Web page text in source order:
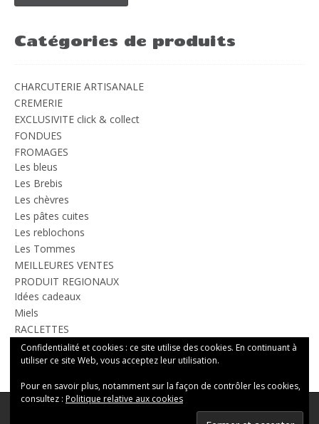
Catégories de produits
CHARCUTERIE ARTISANALE
CREMERIE
EXCLUSIVITE click & collect
FONDUES
FROMAGES
Les bleus
Les Brebis
Les chèvres
Les pâtes cuites
Les reblochons
Les Tommes
MEILLEURES VENTES
PRODUIT REGIONAUX
Idées cadeaux
Miels
RACLETTES
TOUS LES PRODUITS
Theme:Nikkonby Kaira
Le Cruet 74410 Saint-Eustache, Rhone-Alpes, France
Confidentialité et cookies : ce site utilise des cookies. En continuant à
utiliser ce site Web, vous acceptez leur utilisation.
Pour en savoir plus, notamment sur la façon de contrôler les cookies,
consultez : Politique relative aux cookies